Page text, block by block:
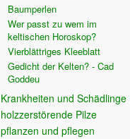
Baumperlen
Wer passt zu wem im
keltischen Horoskop?
Vierblättriges Kleeblatt
Gedicht der Kelten? - Cad
Goddeu
Krankheiten und Schädlinge
holzzerstörende Pilze
pflanzen und pflegen